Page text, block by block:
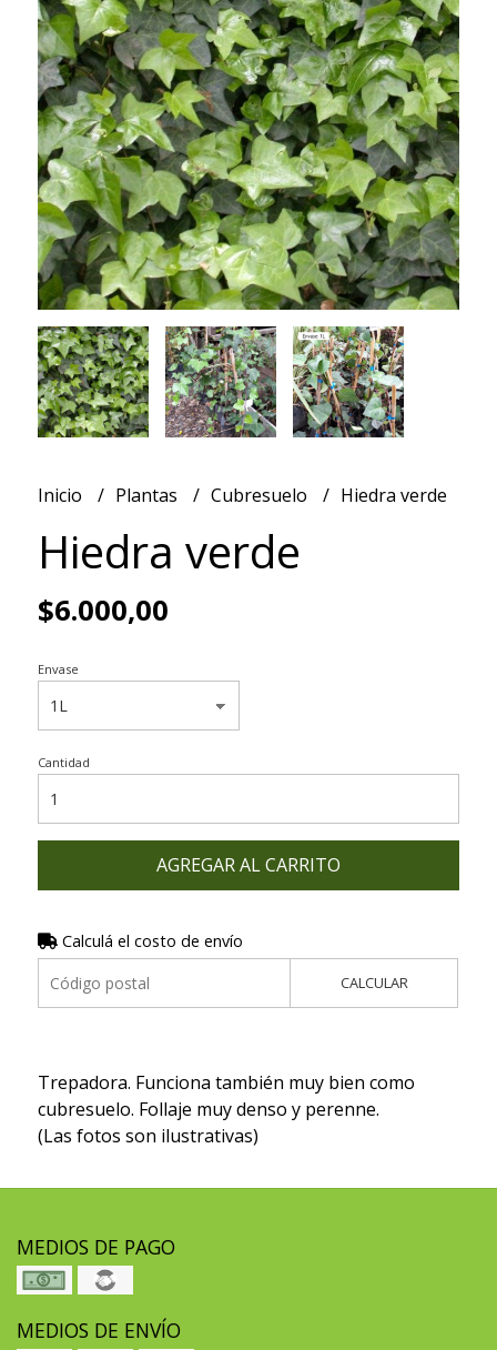
Inicio Plantas Cubresuelo Hiedra verde
Hiedra verde
$6.000,00
Envase
Cantidad
AGREGAR AL CARRITO
Calculá el costo de envío
CALCULAR
Trepadora. Funciona también muy bien como
cubresuelo. Follaje muy denso y perenne.
(Las fotos son ilustrativas)
MEDIOS DE PAGO
MEDIOS DE ENVÍO